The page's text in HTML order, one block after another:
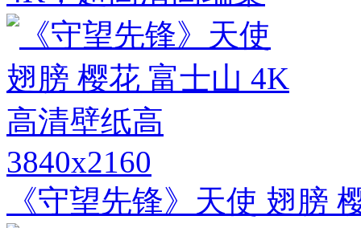
3840x2160
《守望先锋》天使 翅膀